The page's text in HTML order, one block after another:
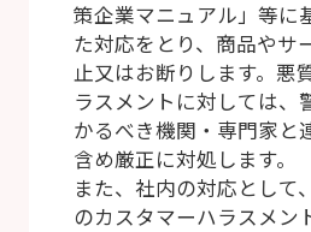
策企業マニュアル」等に
た対応をとり、商品やサ
止又はお断りします。悪
ラスメントに対しては、
かるべき機関・専門家と
含め厳正に対処します。
また、社内の対応として
のカスタマーハラスメン